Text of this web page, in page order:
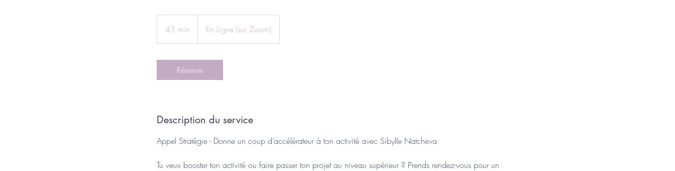
45 min
5
n
En Ligne (sur Zoom)
Réserver
Description du service
Appel Stratégie - Donne un coup d’accélérateur à ton activité avec Sibylle Natcheva
Tu veux booster ton activité ou faire passer ton projet au niveau supérieur ? Prends rendez-vous pour un